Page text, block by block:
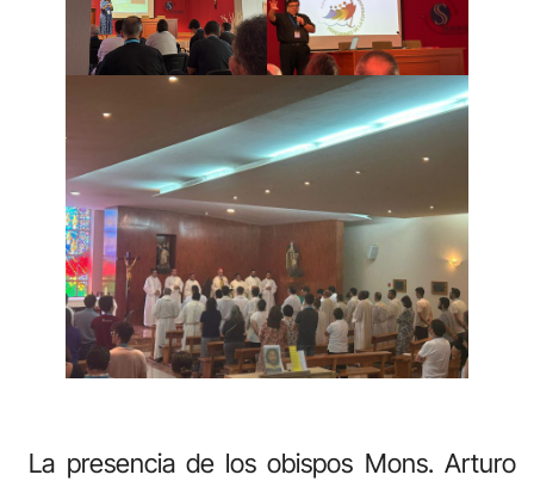
La presencia de los obispos Mons. Arturo